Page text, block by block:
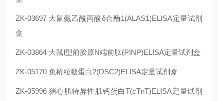
ZK-03697 大鼠氨乙酰丙酸δ合酶1(ALAS1)ELISA定量试剂
盒
ZK-03864 大鼠Ⅰ型前胶原N端前肽(PⅠNP)ELISA定量试剂盒
ZK-05170 兔桥粒糖蛋白2(DSC2)ELISA定量试剂盒
ZK-05996 猪心肌特异性肌钙蛋白T(cTnT)ELISA定量试剂